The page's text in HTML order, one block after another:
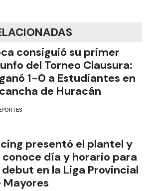
consiguió su primer
del Torneo Clausura:
1-0 a Estudiantes en
de Huracán
presentó el plantel y
conoce día y horario para
debut en la Liga Provincial
Mayores